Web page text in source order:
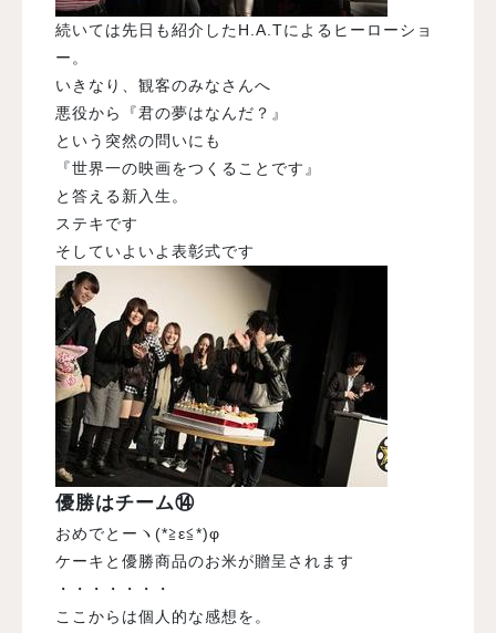
続いては先日も紹介したH.A.Tによるヒーローショ
ー。
いきなり、観客のみなさんへ
悪役から『君の夢はなんだ？』
という突然の問いにも
『世界一の映画をつくることです』
と答える新入生。
ステキです
そしていよいよ表彰式です
優勝はチーム⑭
おめでとーヽ(*≧ε≦*)φ
ケーキと優勝商品のお米が贈呈されます
・・・・・・・
ここからは個人的な感想を。